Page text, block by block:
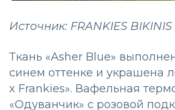
Источник: FRANKIES BIKINIS
Ткань «Asher Blue»
синем оттенке и украшена
x Frankies». Вафельная
«Одуванчик» с розовой